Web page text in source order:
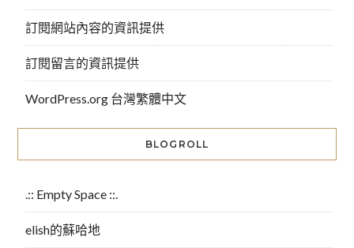
訂閱網站內容的資訊提供
訂閱留言的資訊提供
WordPress.org 台灣繁體中文
BLOGROLL
.:: Empty Space ::.
elish的蘇哈地